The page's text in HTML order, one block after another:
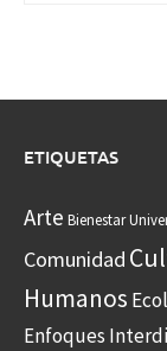
ETIQUETAS
Arte Bienestar
Comunidad
Humanos
Enfoques